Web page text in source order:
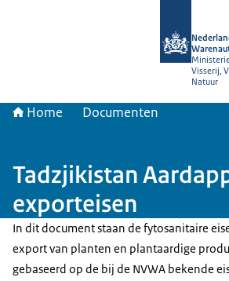
Visserij,
Natuur
Home Documenten
Tadzjikistan
exporteisen
In dit document staan de fytosanitaire
export van planten en plantaardige
gebaseerd op de bij de NVWA bekende